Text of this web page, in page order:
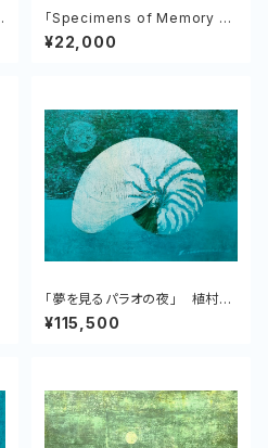
「Specimens of Memory N
o.2 Venus comb murex」
植村友哉 紙、アクリル
¥22,000
「夢を見るパラオの夜」 植村友
哉 キャンバス、アクリル
¥115,500